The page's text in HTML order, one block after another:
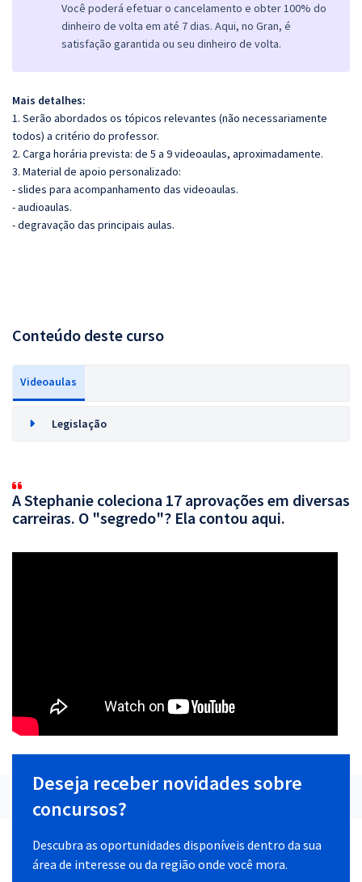
Você poderá efetuar o cancelamento e obter 100% do
dinheiro de volta em até 7 dias. Aqui, no Gran, é
satisfação garantida ou seu dinheiro de volta.
Mais detalhes:
1. Serão abordados os tópicos relevantes (não necessariamente
todos) a critério do professor.
2. Carga horária prevista: de 5 a 9 videoaulas, aproximadamente.
3. Material de apoio personalizado:
- slides para acompanhamento das videoaulas.
- audioaulas.
- degravação das principais aulas.
Conteúdo deste curso
Videoaulas
Legislação
A Stephanie coleciona 17 aprovações em diversas
carreiras. O "segredo"? Ela contou aqui.
Deseja receber novidades sobre
concursos?
Descubra as oportunidades disponíveis dentro da sua
área de interesse ou da região onde você mora.